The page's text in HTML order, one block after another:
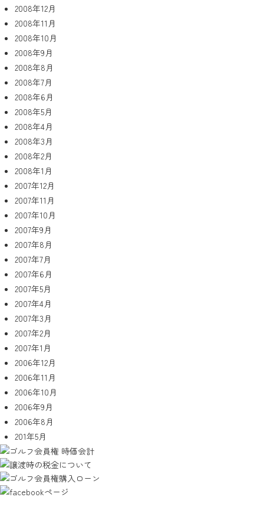
2008年12月
2008年11月
2008年10月
2008年9月
2008年8月
2008年7月
2008年6月
2008年5月
2008年4月
2008年3月
2008年2月
2008年1月
2007年12月
2007年11月
2007年10月
2007年9月
2007年8月
2007年7月
2007年6月
2007年5月
2007年4月
2007年3月
2007年2月
2007年1月
2006年12月
2006年11月
2006年10月
2006年9月
2006年8月
201年5月